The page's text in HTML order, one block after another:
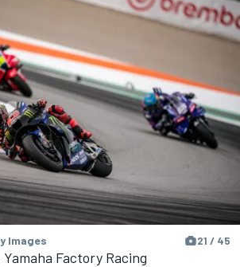
Images 21 / 45
Factory Racing